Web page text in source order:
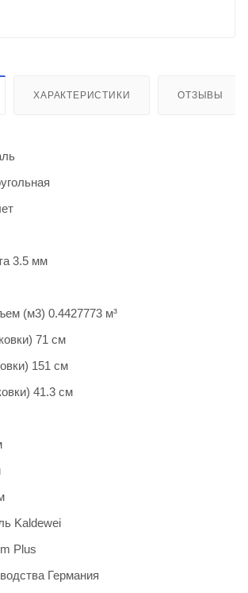
ХАРАКТЕРИСТИКИ ОТЗЫВЫ
3.5 мм
(м3) 0.4427773 м³
71 см
151 см
41.3 см
Kaldewei
Plus
Германия